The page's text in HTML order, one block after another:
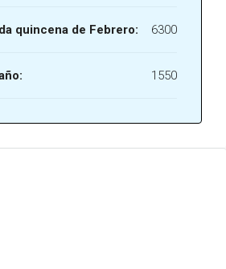
quincena de Febrero: 6300
1550